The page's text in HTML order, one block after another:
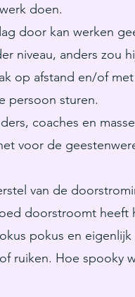
doen.
door kan werken
niveau, anders zou
op afstand en/of
persoon sturen.
coaches en
voor de
van de
doorstroomt heeft
pokus en
ruiken. Hoe spooky